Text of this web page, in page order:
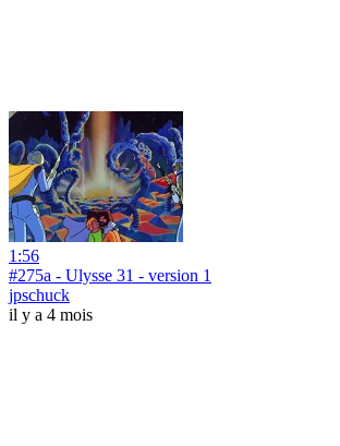
1:56
#275a - Ulysse 31 - version 1
jpschuck
il y a 4 mois